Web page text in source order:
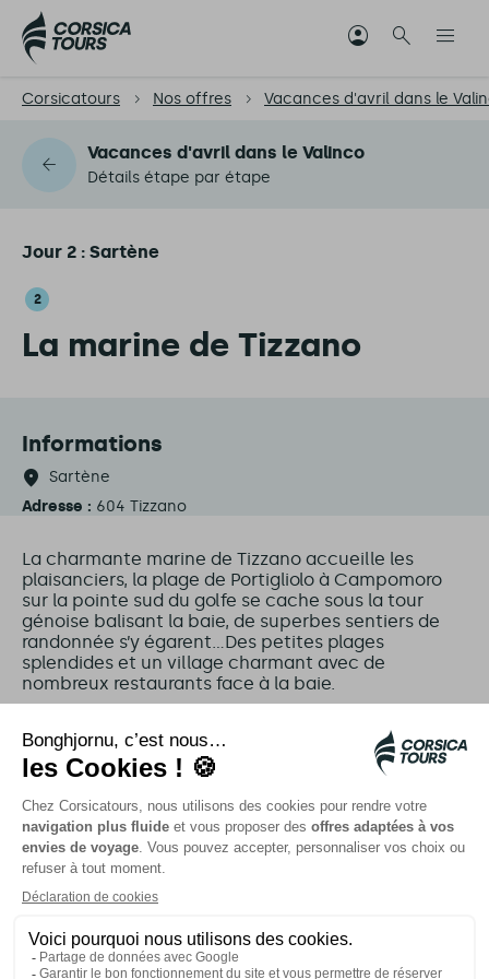
Corsicatours Nos offres Vacances d'avril dans le
Vacances d'avril dans le Valinco
Détails étape par étape
Jour 2 : Sartène
2
La marine de Tizzano
Informations
Sartène
Adresse : 604 Tizzano
La charmante marine de Tizzano accueille les
plaisanciers, la plage de Portigliolo à Campomoro
sur la pointe sud du golfe se cache sous la tour
génoise balisant la baie, de superbes sentiers de
randonnée s’y égarent…Des petites plages
splendides et un village charmant avec de
nombreux restaurants face à la baie.